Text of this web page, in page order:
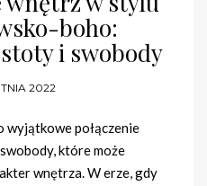
boho:
i swobody
2022
wyjątkowe połączenie
które może
wnętrza. W erze, gdy